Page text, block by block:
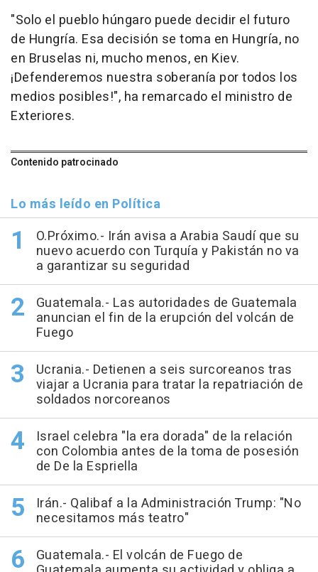
"Solo el pueblo húngaro puede decidir el futuro
de Hungría. Esa decisión se toma en Hungría, no
en Bruselas ni, mucho menos, en Kiev.
¡Defenderemos nuestra soberanía por todos los
medios posibles!", ha remarcado el ministro de
Exteriores.
Contenido patrocinado
Lo más leído en Política
O.Próximo.- Irán avisa a Arabia Saudí que su
nuevo acuerdo con Turquía y Pakistán no va
a garantizar su seguridad
Guatemala.- Las autoridades de Guatemala
anuncian el fin de la erupción del volcán de
Fuego
Ucrania.- Detienen a seis surcoreanos tras
viajar a Ucrania para tratar la repatriación de
soldados norcoreanos
Israel celebra "la era dorada" de la relación
con Colombia antes de la toma de posesión
de De la Espriella
Irán.- Qalibaf a la Administración Trump: "No
necesitamos más teatro"
Guatemala.- El volcán de Fuego de